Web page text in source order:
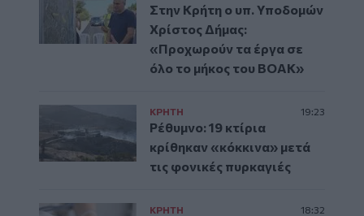
Στην Κρήτη ο υπ. Υποδομών
Χρίστος Δήμας:
«Προχωρούν τα έργα σε
όλο το μήκος του ΒΟΑΚ»
ΚΡΗΤΗ 19:23
Ρέθυμνο: 19 κτίρια
κρίθηκαν «κόκκινα» μετά
τις φονικές πυρκαγιές
ΚΡΗΤΗ 18:32